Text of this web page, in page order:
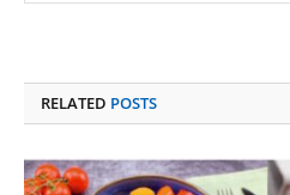
RELATED POSTS